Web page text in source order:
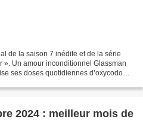
de la saison 7 inédite et de la série
». Un amour inconditionnel Glassman
ses doses quotidiennes d’oxycodone.
2024 : meilleur mois de